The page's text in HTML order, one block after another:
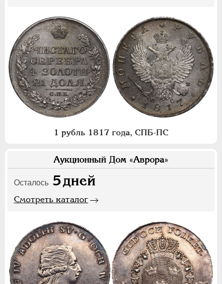
1 рубль 1817 года, СПБ-ПС
Аукционный Дом «Аврора»
Осталось 5дней
Смотреть каталог